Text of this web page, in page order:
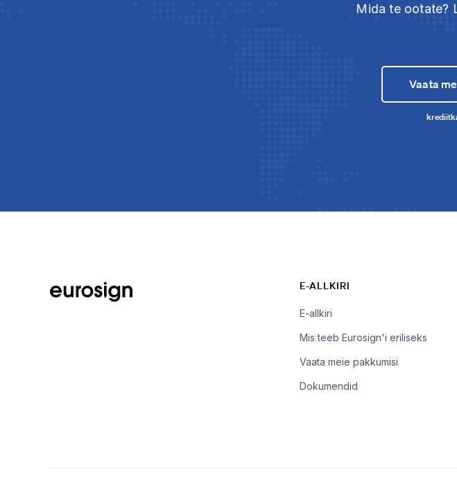
Mida te ootate?
Vaata
E-ALLKIRI
E-allkiri
Mis teeb Eurosign'i eriliseks
Vaata meie pakkumisi
Dokumendid